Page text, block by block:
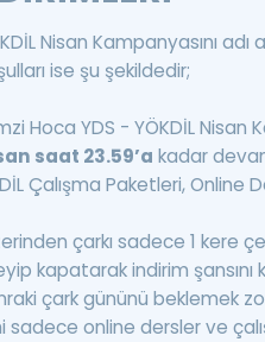
Nisan Kampanyasını
ise şu şekildedir;
Hoca YDS - YÖKDİL Nisan
saat 23.59’a kadar
Çalışma Paketleri, Online
çarkı sadece 1 kere
kapatarak indirim
çark gününü beklemek
sadece online dersler ve